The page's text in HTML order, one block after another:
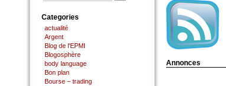
Categories
actualité
Argent
Blog de l'EPMI
Blogosphère
body language
Bon plan
Bourse – trading
Annonces